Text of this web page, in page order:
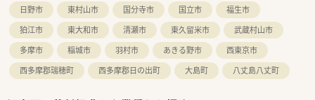
＜こんな方歓迎のポジションです＞
■入社後すぐ調剤事業部長として適任な即戦力性の高い経営幹
部候補です
■在宅に特化した会社なので、在宅経験がありノウハウを継承頂
ける方は、より歓迎です
■エリアマネージャー経験3年以上ある方での募集
日野市
東村山市 国分寺市 国立市
福生市
狛江市
東大和市 清瀬市 東久留米市
武蔵村山市
多摩市
稲城市 羽村市 あきる野市
西東京市
西多摩郡瑞穂町
西多摩郡日の出町 大島町 八丈島八丈町